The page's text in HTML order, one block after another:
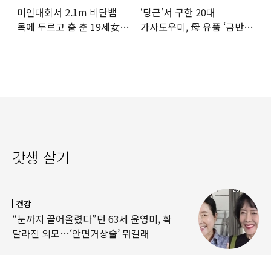
미인대회서 2.1m 비단뱀
목에 두르고 춤 춘 19세女
‘당근’서 구한 20대
가사도우미, 母 유품 ‘금반지
갓생 살기
건강
“눈까지 끌어올렸다”던 63세 윤영미, 확
달라진 외모…‘안면거상술’ 뭐길래